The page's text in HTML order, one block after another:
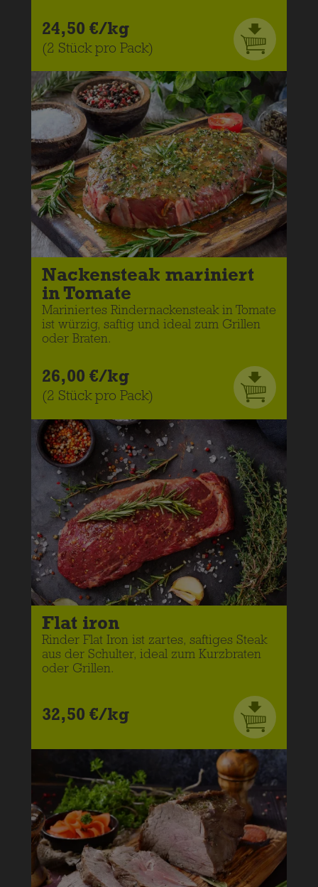
24,50 €/kg
(2 Stück pro Pack)
Nackensteak mariniert
in Tomate
Mariniertes Rindernackensteak in Tomate
ist würzig, saftig und ideal zum Grillen
oder Braten.
26,00 €/kg
(2 Stück pro Pack)
Flat iron
Rinder Flat Iron ist zartes, saftiges Steak
aus der Schulter, ideal zum Kurzbraten
oder Grillen.
32,50 €/kg